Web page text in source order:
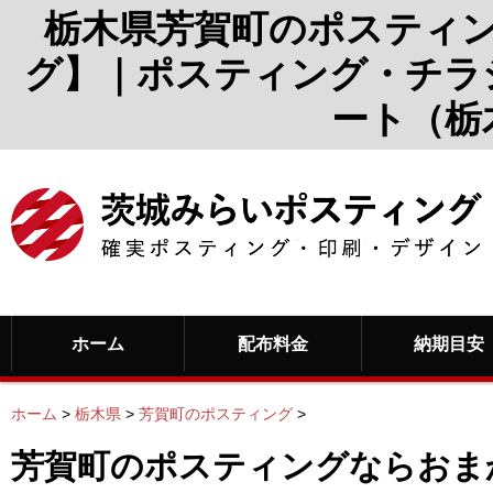
栃木県芳賀町のポスティ
グ】｜ポスティング・チ
ート（
ホーム 配布料金 納期目安
ホーム > 栃木県 > 芳賀町のポスティング >
芳賀町のポスティングならお